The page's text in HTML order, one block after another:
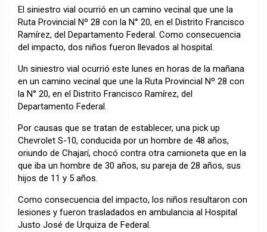
El siniestro vial ocurrió en un camino vecinal que une la
Ruta Provincial Nº 28 con la N° 20, en el Distrito Francisco
Ramírez, del Departamento Federal. Como consecuencia
del impacto, dos niños fueron llevados al hospital.
Un siniestro vial ocurrió este lunes en horas de la mañana
en un camino vecinal que une la Ruta Provincial Nº 28 con
la N° 20, en el Distrito Francisco Ramírez, del
Departamento Federal.
Por causas que se tratan de establecer, una pick up
Chevrolet S-10, conducida por un hombre de 48 años,
oriundo de Chajarí, chocó contra otra camioneta que en la
que iba un hombre de 30 años, su pareja de 28 años, sus
hijos de 11 y 5 años.
Como consecuencia del impacto, los niños resultaron con
lesiones y fueron trasladados en ambulancia al Hospital
Justo José de Urquiza de Federal.